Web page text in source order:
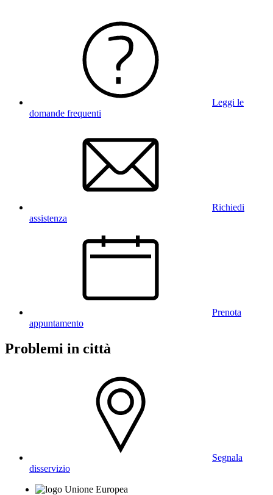
Leggi le
domande frequenti
Richiedi
assistenza
Prenota
appuntamento
Problemi in città
Segnala
disservizio